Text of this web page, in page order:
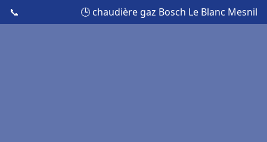
📞 🕒 chaudière gaz Bosch Le Blanc Mesnil